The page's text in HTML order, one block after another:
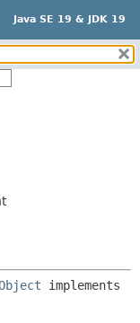
Java SE 19 & JDK 19
ド